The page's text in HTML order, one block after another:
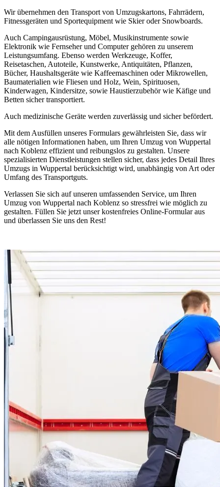
Wir übernehmen den Transport von Umzugskartons, Fahrrädern,
Fitnessgeräten und Sportequipment wie Skier oder Snowboards.
Auch Campingausrüstung, Möbel, Musikinstrumente sowie
Elektronik wie Fernseher und Computer gehören zu unserem
Leistungsumfang. Ebenso werden Werkzeuge, Koffer,
Reisetaschen, Autoteile, Kunstwerke, Antiquitäten, Pflanzen,
Bücher, Haushaltsgeräte wie Kaffeemaschinen oder Mikrowellen,
Baumaterialien wie Fliesen und Holz, Wein, Spirituosen,
Kinderwagen, Kindersitze, sowie Haustierzubehör wie Käfige und
Betten sicher transportiert.
Auch medizinische Geräte werden zuverlässig und sicher befördert.
Mit dem Ausfüllen unseres Formulars gewährleisten Sie, dass wir
alle nötigen Informationen haben, um Ihren Umzug von Wuppertal
nach Koblenz effizient und reibungslos zu gestalten. Unsere
spezialisierten Dienstleistungen stellen sicher, dass jedes Detail Ihres
Umzugs in Wuppertal berücksichtigt wird, unabhängig von Art oder
Umfang des Transportguts.
Verlassen Sie sich auf unseren umfassenden Service, um Ihren
Umzug von Wuppertal nach Koblenz so stressfrei wie möglich zu
gestalten. Füllen Sie jetzt unser kostenfreies Online-Formular aus
und überlassen Sie uns den Rest!